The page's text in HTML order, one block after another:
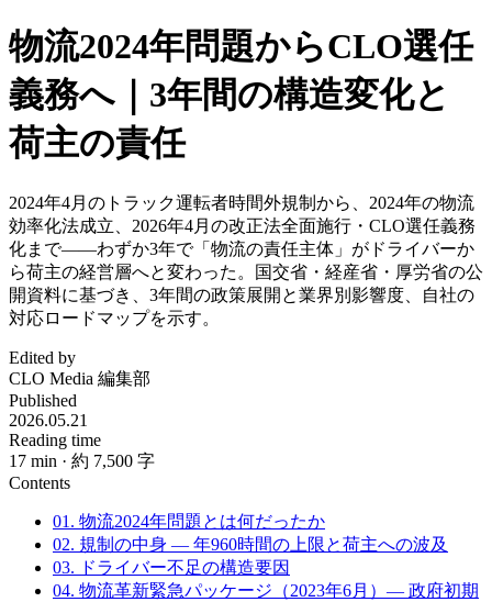
物流2024年問題からCLO選任
義務へ｜3年間の構造変化と
荷主の責任
2024年4月のトラック運転者時間外規制から、2024年の物流
効率化法成立、2026年4月の改正法全面施行・CLO選任義務
化まで——わずか3年で「物流の責任主体」がドライバーか
ら荷主の経営層へと変わった。国交省・経産省・厚労省の公
開資料に基づき、3年間の政策展開と業界別影響度、自社の
対応ロードマップを示す。
Edited by
CLO Media 編集部
Published
2026.05.21
Reading time
17 min · 約 7,500 字
Contents
01. 物流2024年問題とは何だったか
02. 規制の中身 — 年960時間の上限と荷主への波及
03. ドライバー不足の構造要因
04. 物流革新緊急パッケージ（2023年6月）— 政府初期